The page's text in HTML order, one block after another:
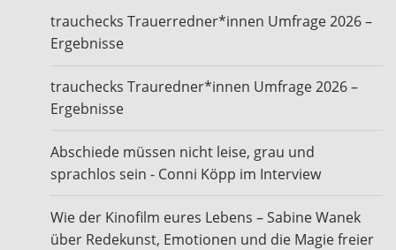
trauchecks Trauerredner*innen Umfrage 2026 –
Ergebnisse
trauchecks Trauredner*innen Umfrage 2026 –
Ergebnisse
Abschiede müssen nicht leise, grau und
sprachlos sein - Conni Köpp im Interview
Wie der Kinofilm eures Lebens – Sabine Wanek
über Redekunst, Emotionen und die Magie freier